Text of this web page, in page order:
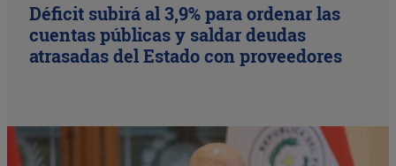
Déficit subirá al 3,9% para ordenar las
cuentas públicas y saldar deudas
atrasadas del Estado con proveedores